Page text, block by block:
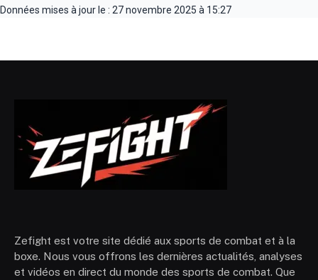
Données mises à jour le : 27 novembre 2025 à 15:27
Zefight est votre site dédié aux sports de combat et à la
boxe. Nous vous offrons les dernières actualités, analyses
et vidéos en direct du monde des sports de combat. Que